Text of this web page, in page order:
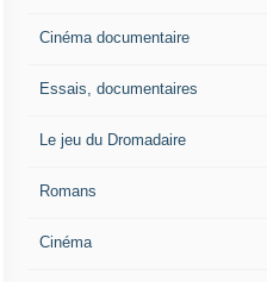
Cinéma documentaire
Essais, documentaires
Le jeu du Dromadaire
Romans
Cinéma